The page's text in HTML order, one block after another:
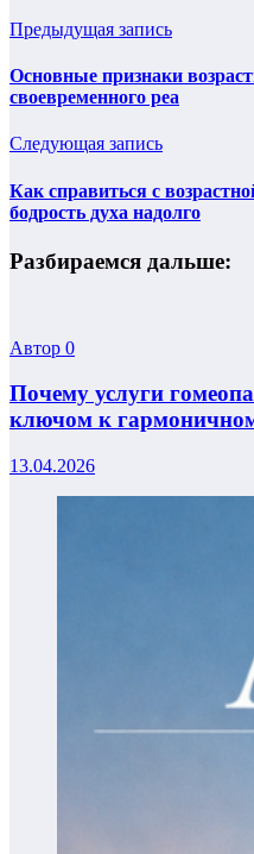
Предыдущая запись
Основные признаки
своевременного реа
Следующая запись
Как справиться с
бодрость духа надолго
Разбираемся дальше:
Автор 0
Почему услуги
ключом к
13.04.2026